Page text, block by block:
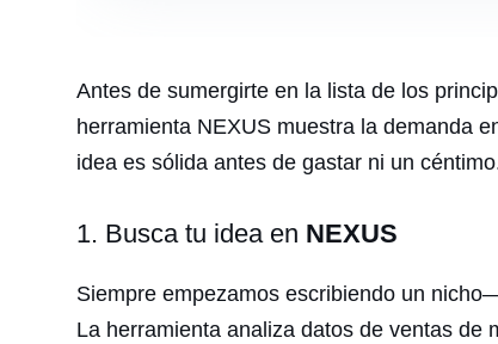
Antes de sumergirte en la lista de los
herramienta NEXUS muestra la demanda
idea es sólida antes de gastar ni un
1. Busca tu idea en NEXUS
Siempre empezamos escribiendo un
La herramienta analiza datos de ventas de